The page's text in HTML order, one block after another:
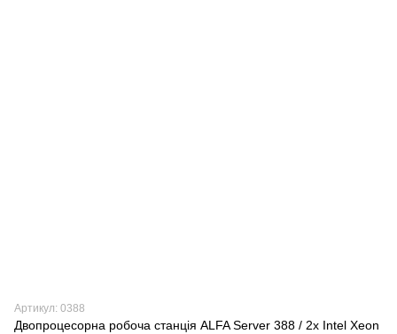
Артикул: 0388
Двопроцесорна робоча станція ALFA Server 388 / 2x Intel Xeon